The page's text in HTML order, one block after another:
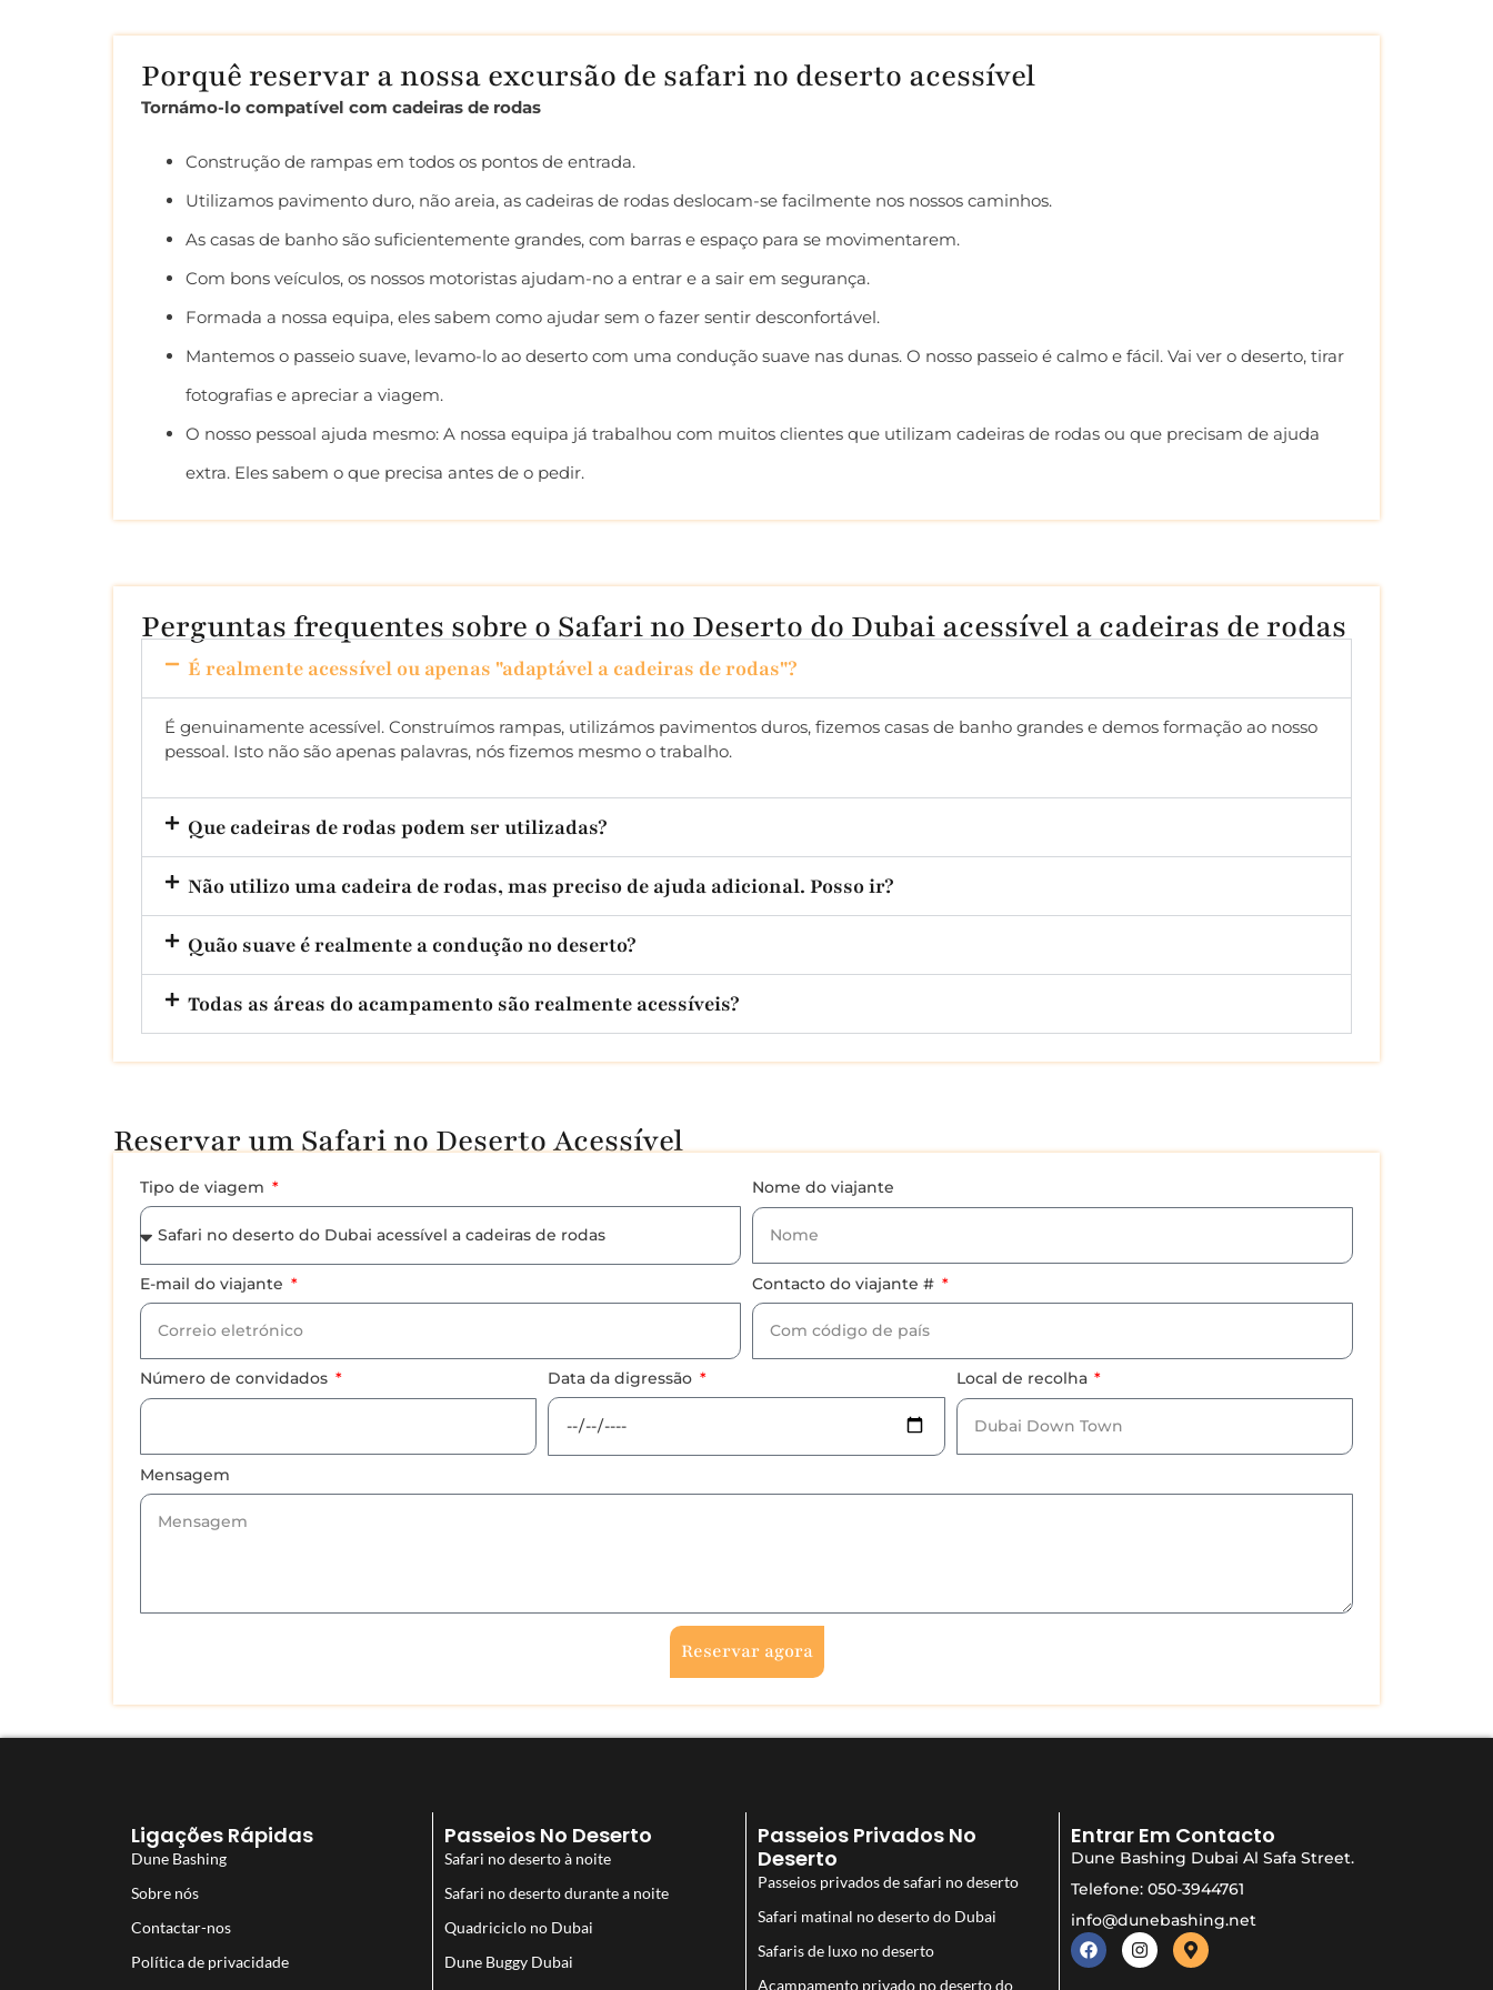
Porquê reservar a nossa excursão de safari no deserto acessível
Tornámo-lo compatível com cadeiras de rodas
Construção de rampas em todos os pontos de entrada.
Utilizamos pavimento duro, não areia, as cadeiras de rodas deslocam-se facilmente nos nossos caminhos.
As casas de banho são suficientemente grandes, com barras e espaço para se movimentarem.
Com bons veículos, os nossos motoristas ajudam-no a entrar e a sair em segurança.
Formada a nossa equipa, eles sabem como ajudar sem o fazer sentir desconfortável.
Mantemos o passeio suave, levamo-lo ao deserto com uma condução suave nas dunas. O nosso passeio é calmo e fácil. Vai ver o deserto, tirar
fotografias e apreciar a viagem.
O nosso pessoal ajuda mesmo: A nossa equipa já trabalhou com muitos clientes que utilizam cadeiras de rodas ou que precisam de ajuda
extra. Eles sabem o que precisa antes de o pedir.
Perguntas frequentes sobre o Safari no Deserto do Dubai acessível a cadeiras de rodas
É realmente acessível ou apenas "adaptável a cadeiras de rodas"?
É genuinamente acessível. Construímos rampas, utilizámos pavimentos duros, fizemos casas de banho grandes e demos formação ao nosso
pessoal. Isto não são apenas palavras, nós fizemos mesmo o trabalho.
Que cadeiras de rodas podem ser utilizadas?
Não utilizo uma cadeira de rodas, mas preciso de ajuda adicional. Posso ir?
Quão suave é realmente a condução no deserto?
Todas as áreas do acampamento são realmente acessíveis?
Reservar um Safari no Deserto Acessível
Tipo de viagem Nome do viajante
E-mail do viajante Contacto do viajante #
Número de convidados Data da digressão Local de recolha
Mensagem
Reservar agora
Ligações Rápidas
Dune Bashing
Sobre nós
Contactar-nos
Política de privacidade
Passeios No Deserto
Safari no deserto à noite
Safari no deserto durante a noite
Quadriciclo no Dubai
Dune Buggy Dubai
Passeios Privados No
Deserto
Passeios privados de safari no deserto
Safari matinal no deserto do Dubai
Safaris de luxo no deserto
Acampamento privado no deserto do
Entrar Em Contacto
Dune Bashing Dubai Al Safa Street.
Telefone: 050-3944761
info@dunebashing.net